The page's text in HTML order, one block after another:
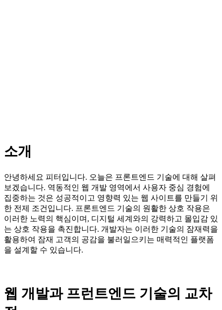
소개
안녕하세요 피터입니다. 오늘은 프론트엔드 기술에 대해 살펴
보겠습니다. 역동적인 웹 개발 영역에서 사용자 중심 경험에
집중하는 것은 성공적이고 영향력 있는 웹 사이트를 만들기 위
한 전제 조건입니다. 프론트엔드 기술의 원활한 상호 작용은
이러한 노력의 핵심이며, 디지털 세계와의 강력하고 몰입감 있
는 상호 작용을 촉진합니다. 개발자는 이러한 기술의 잠재력을
활용하여 잠재 고객의 공감을 불러일으키는 매력적인 플랫폼
을 설계할 수 있습니다.
웹 개발과 프런트엔드 기술의 교차